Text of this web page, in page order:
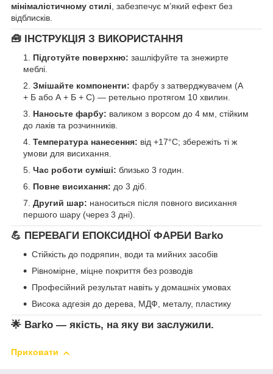
мінімалістичному стилі, забезпечує м’який ефект без
відблисків.
🧰 ІНСТРУКЦІЯ З ВИКОРИСТАННЯ
Підготуйте поверхню: зашліфуйте та знежирте
меблі.
Змішайте компоненти: фарбу з затверджувачем (А
+ Б або А + Б + С) — ретельно протягом 10 хвилин.
Наносьте фарбу: валиком з ворсом до 4 мм, стійким
до лаків та розчинників.
Температура нанесення: від +17°C; збережіть ті ж
умови для висихання.
Час роботи суміші: близько 3 годин.
Повне висихання: до 3 діб.
Другий шар: наноситься після повного висихання
першого шару (через 3 дні).
💪 ПЕРЕВАГИ ЕПОКСИДНОЇ ФАРБИ Barko
Стійкість до подряпин, води та мийних засобів
Рівномірне, міцне покриття без розводів
Професійний результат навіть у домашніх умовах
Висока адгезія до дерева, МДФ, металу, пластику
🌟 Barko — якість, на яку ви заслужили.
Приховати